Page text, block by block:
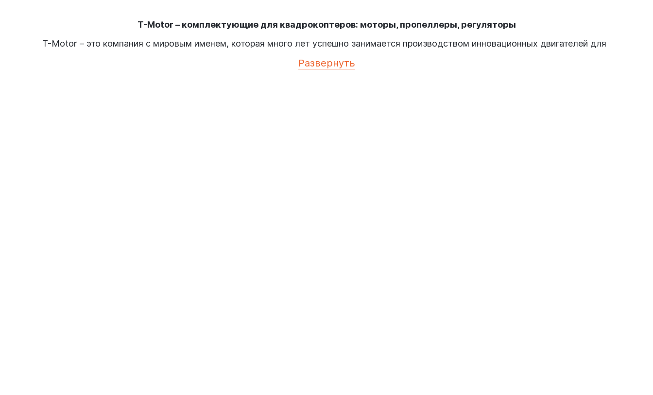
T-Motor – комплектующие для квадрокоптеров: моторы, пропеллеры, регуляторы
T-Motor – это компания с мировым именем, которая много лет успешно занимается производством инновационных двигателей для
регуляторах. Продукция фирмы предназначена для опытных пилотов, которые занимаются аэрофотосъемкой или FPV гонками. T-
Развернуть